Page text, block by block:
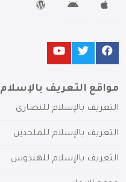
مواقع التعريف بالإسلام
التعريف بالإسلام للنصارى
التعريف بالإسلام للملحدين
التعريف بالإسلام للهندوس